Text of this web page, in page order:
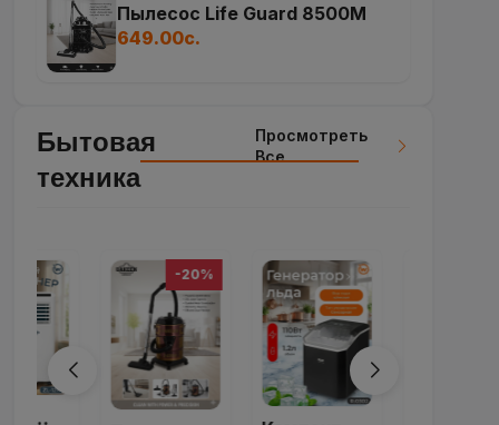
Пылесос Life Guard 8500M
649.00с.
Бытовая
техника
Просмотреть
Все
-20%